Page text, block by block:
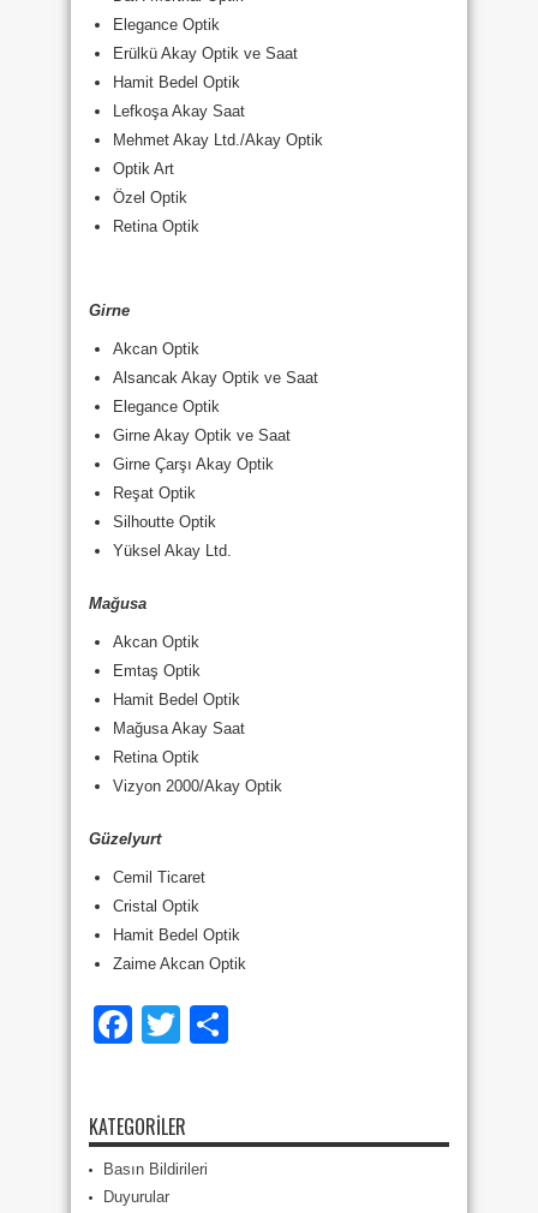
Elegance Optik
Erülkü Akay Optik ve Saat
Hamit Bedel Optik
Lefkoşa Akay Saat
Mehmet Akay Ltd./Akay Optik
Optik Art
Özel Optik
Retina Optik
Girne
Akcan Optik
Alsancak Akay Optik ve Saat
Elegance Optik
Girne Akay Optik ve Saat
Girne Çarşı Akay Optik
Reşat Optik
Silhoutte Optik
Yüksel Akay Ltd.
Mağusa
Akcan Optik
Emtaş Optik
Hamit Bedel Optik
Mağusa Akay Saat
Retina Optik
Vizyon 2000/Akay Optik
Güzelyurt
Cemil Ticaret
Cristal Optik
Hamit Bedel Optik
Zaime Akcan Optik
Facebook
Twitter
KATEGORILER
Basın Bildirileri
Duyurular